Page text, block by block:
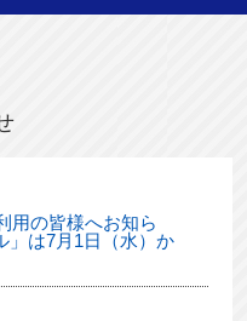
用の皆様へお知ら
」は7月1日（水）か